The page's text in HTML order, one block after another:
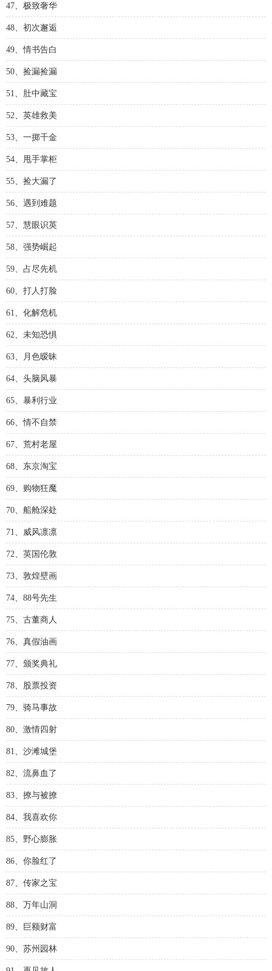
47、极致奢华
48、初次邂逅
49、情书告白
50、捡漏捡漏
51、肚中藏宝
52、英雄救美
53、一掷千金
54、甩手掌柜
55、捡大漏了
56、遇到难题
57、慧眼识英
58、强势崛起
59、占尽先机
60、打人打脸
61、化解危机
62、未知恐惧
63、月色暧昧
64、头脑风暴
65、暴利行业
66、情不自禁
67、荒村老屋
68、东京淘宝
69、购物狂魔
70、船舱深处
71、威风凛凛
72、英国伦敦
73、敦煌壁画
74、88号先生
75、古董商人
76、真假油画
77、颁奖典礼
78、股票投资
79、骑马事故
80、激情四射
81、沙滩城堡
82、流鼻血了
83、撩与被撩
84、我喜欢你
85、野心膨胀
86、你脸红了
87、传家之宝
88、万年山洞
89、巨额财富
90、苏州园林